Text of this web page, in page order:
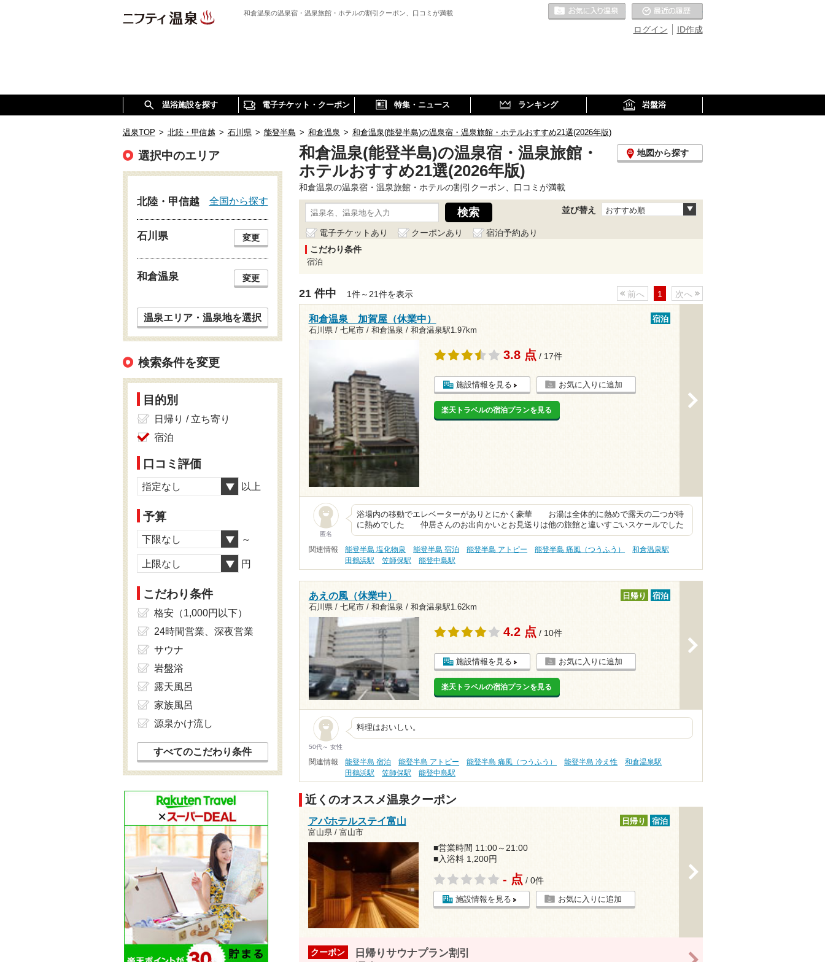
和倉温泉の温泉宿・温泉旅館・ホテルの割引クーポン、口コミが満載
ID作成
ログイン
お気に入りの温泉
温浴施設を探す 電子チケット・クーポン 特集・ニュース ランキング 岩盤浴
温泉TOP > 北陸・甲信越 > 石川県 > 能登半島 > 和倉温泉 > 和倉温泉(能登半島)の温泉宿・温泉旅館・ホテルおすすめ21選(2026年版)
和倉温泉(能登半島)の温泉宿・温泉旅館・
ホテルおすすめ21選(2026年版)
地図から探す
和倉温泉の温泉宿・温泉旅館・ホテルの割引クーポン、口コミが満載
並び替え おすすめ順
電子チケットあり クーポンあり
宿泊予約あり
こだわり条件
宿泊
21 件中 1件～21件を表示 前へ 1 次へ
和倉温泉 加賀屋（休業中）
石川県 / 七尾市 / 和倉温泉 / 和倉温泉駅1.97km
宿泊
3.8 点 / 17件
施設情報を見る お気に入りに追加
楽天トラベルの宿泊プランを見る
匿名
浴場内の移動でエレベーターがありとにかく豪華 お湯は全体的に熱めで露天の二つが特
に熱めでした 仲居さんのお出向かいとお見送りは他の旅館と違いすごいスケールでした
関連情報 能登半島 塩化物泉 能登半島 宿泊 能登半島 アトピー 能登半島 痛風（つうふう）
和倉温泉駅
田鶴浜駅
笠師保駅 能登中島駅
あえの風（休業中）
石川県 / 七尾市 / 和倉温泉 / 和倉温泉駅1.62km
日帰り 宿泊
4.2 点 / 10件
施設情報を見る お気に入りに追加
楽天トラベルの宿泊プランを見る
50代～ 女性
料理はおいしい。
関連情報 能登半島 宿泊 能登半島 アトピー 能登半島 痛風（つうふう） 能登半島 冷え性
和倉温泉駅
田鶴浜駅
笠師保駅 能登中島駅
近くのオススメ温泉クーポン
アパホテルステイ富山
富山県 / 富山市
日帰り 宿泊
■営業時間 11:00～21:00
■入浴料 1,200円
- 点 / 0件
施設情報を見る お気に入りに追加
クーポン 日帰りサウナプラン割引
選択中のエリア
北陸・甲信越 全国から探す
石川県 変更
和倉温泉 変更
温泉エリア・温泉地を選択
検索条件を変更
目的別
日帰り / 立ち寄り
宿泊
口コミ評価
指定なし 以上
予算
下限なし ～
上限なし 円
こだわり条件
格安（1,000円以下）
24時間営業、深夜営業
サウナ
岩盤浴
露天風呂
家族風呂
源泉かけ流し
すべてのこだわり条件